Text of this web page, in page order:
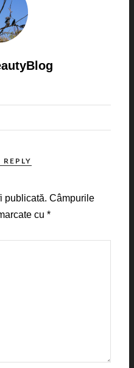
REPLY
publicată. Câmpurile
cu*